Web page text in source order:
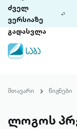
ძველ
ვერსიაზე
გადასვლა
მთავარი წიგნები
ლოგოს